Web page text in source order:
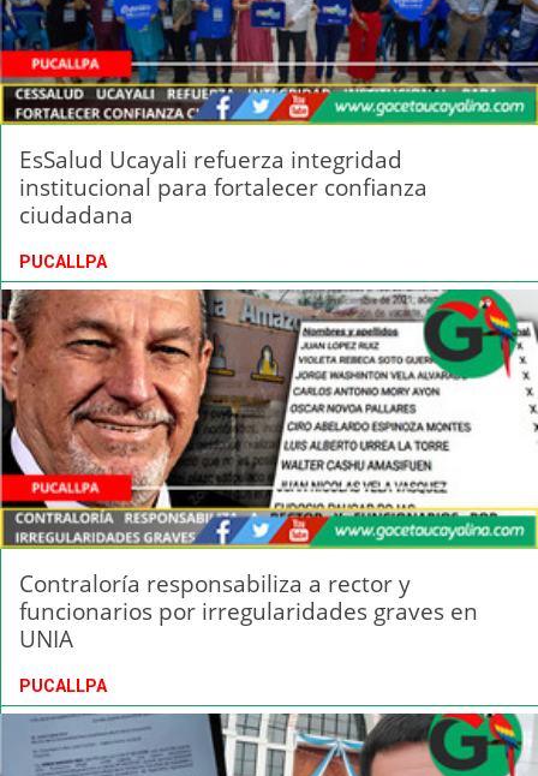
EsSalud Ucayali refuerza integridad
institucional para fortalecer confianza
ciudadana
PUCALLPA
Contraloría responsabiliza a rector y
funcionarios por irregularidades graves en
UNIA
PUCALLPA